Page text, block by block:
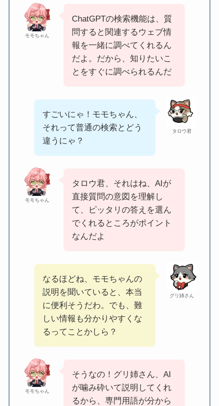
モモちゃん
ChatGPTの検索機能は、質
問すると関連するウェブ情
報を一緒に調べてくれるん
だよ。だから、知りたいこ
とをすぐに調べられるんだ
タロウ君
すごいにゃ！モモちゃん、
それって普通の検索とどう
違うにゃ？
モモちゃん
タロウ君、それはね、AIが
直接質問の意図を理解し
て、ピッタリの答えを選ん
でくれるところがポイント
なんだよ
グリ姉さん
なるほどね、モモちゃんの
説明を聞いていると、本当
に便利そうだわ。でも、難
しい情報も分かりやすくな
るってことかしら？
モモちゃん
そうなの！グリ姉さん、AI
が噛み砕いて説明してくれ
るから、専門用語が分から